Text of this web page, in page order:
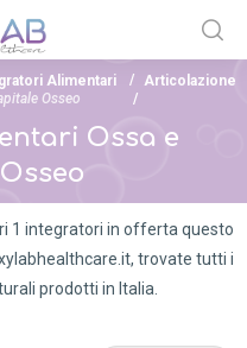
Alimentari
Articolazione
Osseo
Ossa e
1 integratori in offerta questo
trovate tutti i
prodotti in Italia.